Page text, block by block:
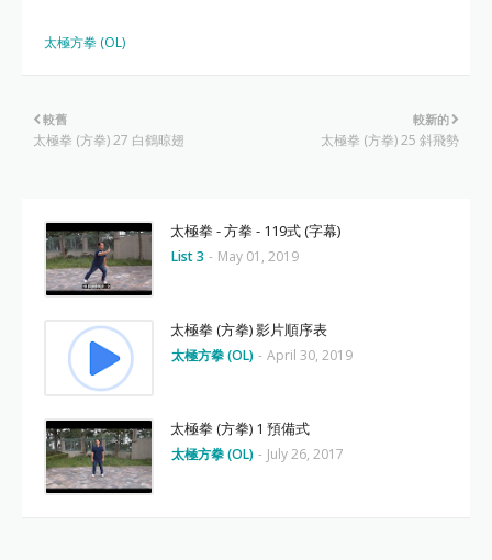
太極方拳 (OL)
較新的
太極拳 (方拳) 25 斜飛勢
較舊
太極拳 (方拳) 27 白鶴晾翅
太極拳 - 方拳 - 119式 (字幕)
List 3 - May 01, 2019
太極拳 (方拳) 影片順序表
太極方拳 (OL) - April 30, 2019
太極拳 (方拳) 1 預備式
太極方拳 (OL) - July 26, 2017